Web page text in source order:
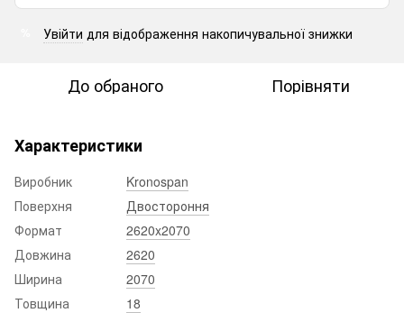
Увійти для відображення накопичувальної знижки
До обраного Порівняти
Характеристики
Виробник
Kronospan
Поверхня
Двостороння
Формат
2620x2070
Довжина
2620
Ширина
2070
Товщина
18